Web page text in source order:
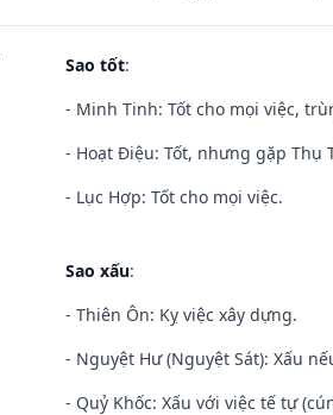
Sao tốt:
- Minh Tinh: Tốt cho mọi việc,
- Hoạt Điệu: Tốt, nhưng gặp Thụ
- Lục Hợp: Tốt cho mọi việc.
Sao xấu:
- Thiên Ôn: Kỵ việc xây dựng.
- Nguyệt Hư (Nguyệt Sát): Xấu
- Quỷ Khốc: Xấu với việc tế tự